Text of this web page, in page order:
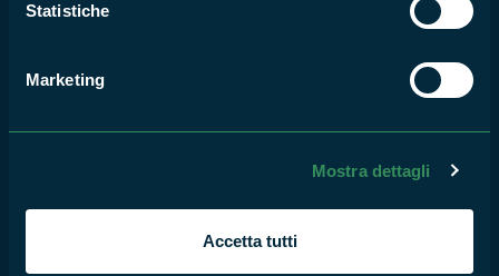
Statistiche
Marketing
Mostra dettagli
Accetta tutti
#Vivi i parchi del Lazio Estate
nella Riserva Naturale Monte